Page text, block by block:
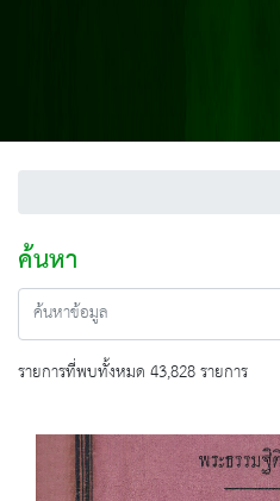
ค้นหา
รายการที่พบทั้งหมด 43,828 รายการ